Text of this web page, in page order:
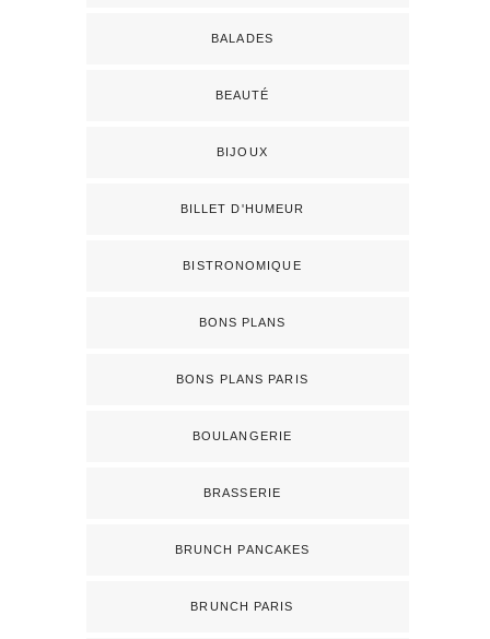
BALADES
BEAUTÉ
BIJOUX
BILLET D'HUMEUR
BISTRONOMIQUE
BONS PLANS
BONS PLANS PARIS
BOULANGERIE
BRASSERIE
BRUNCH PANCAKES
BRUNCH PARIS